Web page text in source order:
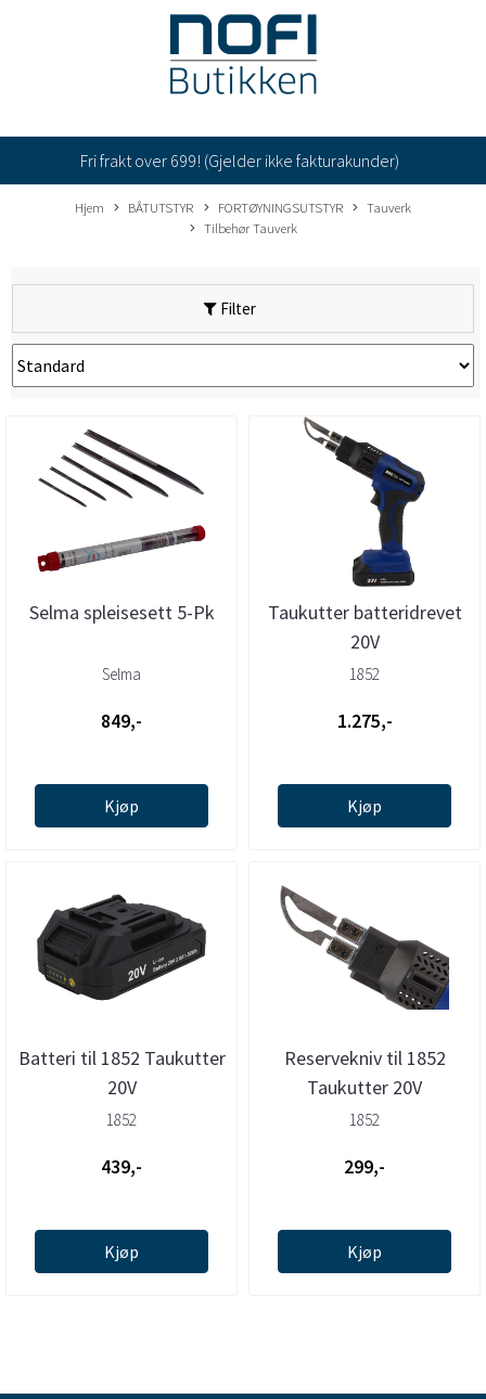
Fri frakt over 699! (Gjelder ikke fakturakunder)
Hjem BÅTUTSTYR FORTØYNINGSUTSTYR
Tauverk
Tilbehør Tauverk
Filter
Selma spleisesett 5-Pk
Selma
849,-
Kjøp
Taukutter batteridrevet
20V
1852
1.275,-
Kjøp
Batteri til 1852 Taukutter
20V
1852
439,-
Kjøp
Reservekniv til 1852
Taukutter 20V
1852
299,-
Kjøp